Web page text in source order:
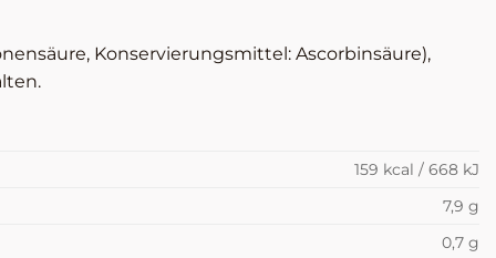
Konservierungsmittel: Ascorbinsäure),
159 kcal / 668 kJ
7,9 g
0,7 g